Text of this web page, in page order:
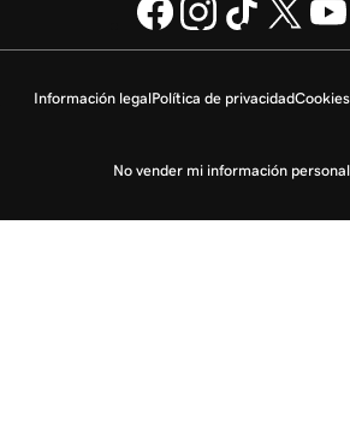
Información legalPolítica de privacidadCookies
No vender mi información personal